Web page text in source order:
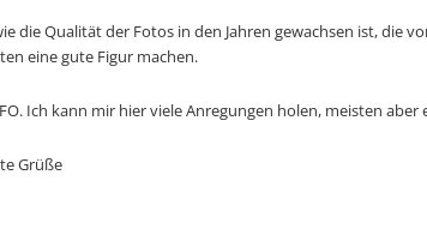
die Qualität der Fotos in den Jahren gewachsen ist, die
eine gute Figur machen.
Ich kann mir hier viele Anregungen holen, meisten
Grüße